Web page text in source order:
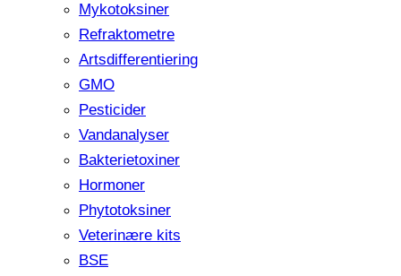
Mykotoksiner
Refraktometre
Artsdifferentiering
GMO
Pesticider
Vandanalyser
Bakterietoxiner
Hormoner
Phytotoksiner
Veterinære kits
BSE